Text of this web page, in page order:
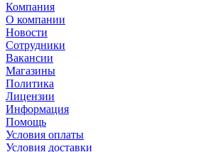
Компания
О компании
Новости
Сотрудники
Вакансии
Магазины
Политика
Лицензии
Информация
Помощь
Условия оплаты
Условия доставки